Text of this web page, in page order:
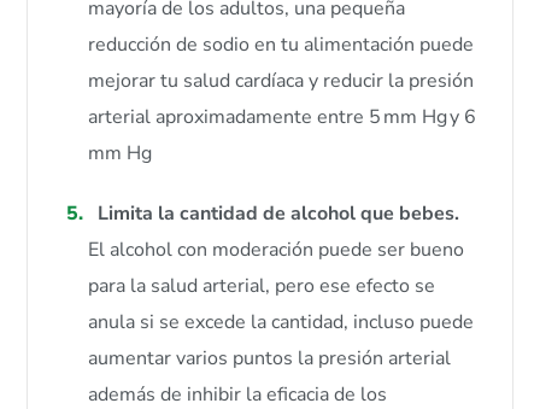
mayoría de los adultos, una pequeña
reducción de sodio en tu alimentación puede
mejorar tu salud cardíaca y reducir la presión
arterial aproximadamente entre 5 mm Hg y 6
mm Hg
Limita la cantidad de alcohol que bebes.
El alcohol con moderación puede ser bueno
para la salud arterial, pero ese efecto se
anula si se excede la cantidad, incluso puede
aumentar varios puntos la presión arterial
además de inhibir la eficacia de los